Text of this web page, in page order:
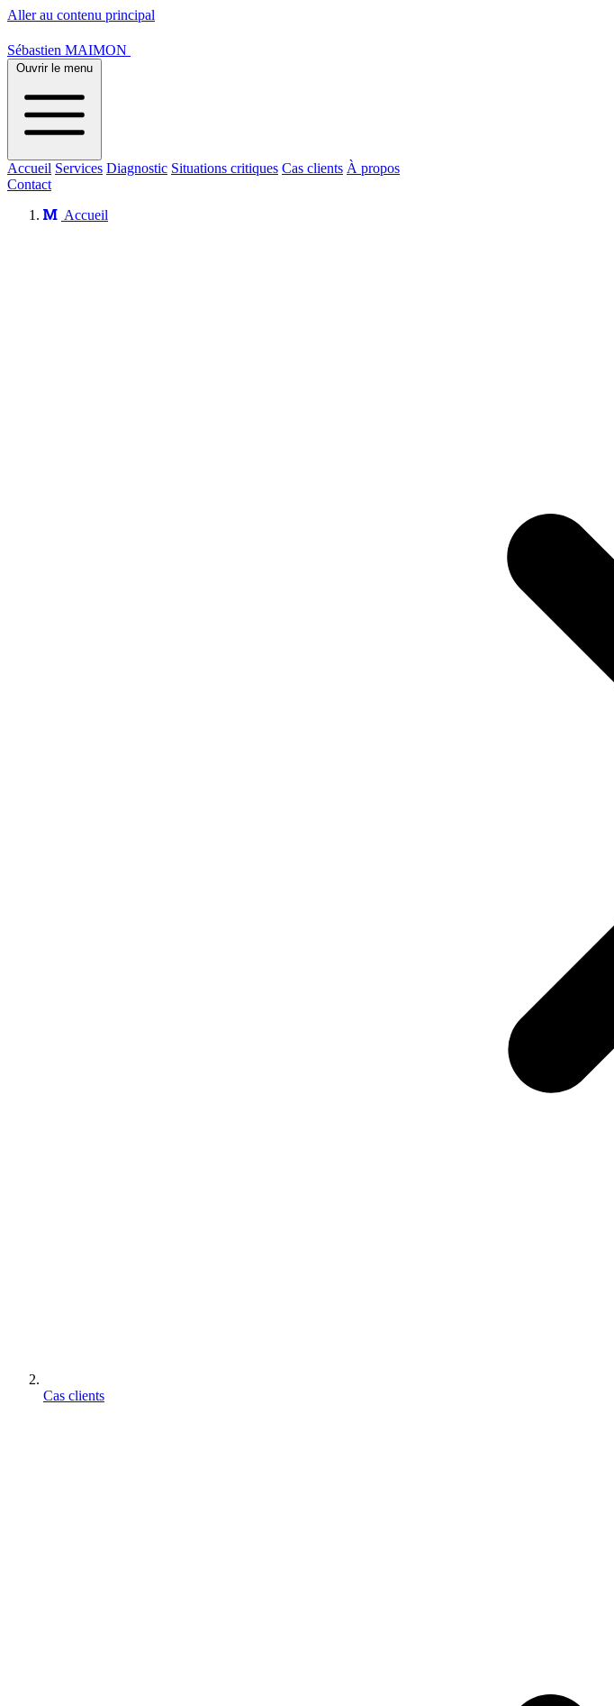
Aller au contenu principal
Sébastien MAIMON
Ouvrir le menu
Accueil Services Diagnostic Situations critiques Cas clients À propos
Contact
Accueil
Cas clients